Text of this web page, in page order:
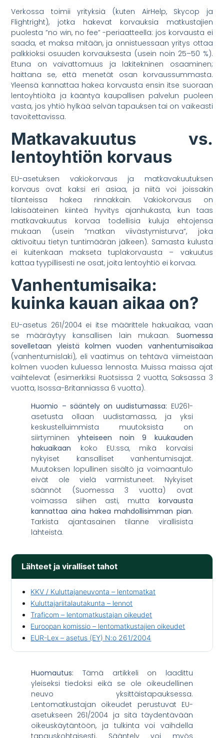
Verkossa toimii yrityksiä (kuten AirHelp, Skycop ja
Flightright), jotka hakevat korvauksia matkustajien
puolesta ”no win, no fee” -periaatteella: jos korvausta ei
saada, et maksa mitään, ja onnistuessaan yritys ottaa
palkkioksi osuuden korvauksesta (usein noin 25–50 %).
Etuna on vaivattomuus ja lakitekninen osaaminen;
haittana se, että menetät osan korvaussummasta.
Yleensä kannattaa hakea korvausta ensin itse suoraan
lentoyhtiöltä ja kääntyä kaupallisen palvelun puoleen
vasta, jos yhtiö hylkää selvän tapauksen tai on vaikeasti
tavoitettavissa.
Matkavakuutus vs.
lentoyhtiön korvaus
EU-asetuksen vakiokorvaus ja matkavakuutuksen
korvaus ovat kaksi eri asiaa, ja niitä voi joissakin
tilanteissa hakea rinnakkain. Vakiokorvaus on
lakisääteinen kiinteä hyvitys ajanhukasta, kun taas
matkavakuutus korvaa todellisia kuluja ehtojensa
mukaan (usein ”matkan viivästymisturva”, joka
aktivoituu tietyn tuntimäärän jälkeen). Samasta kulusta
ei kuitenkaan makseta tuplakorvausta – vakuutus
kattaa tyypillisesti ne osat, joita lentoyhtiö ei korvaa.
Vanhentumisaika:
kuinka kauan aikaa on?
EU-asetus 261/2004 ei itse määrittele hakuaikaa, vaan
se määräytyy kansallisen lain mukaan. Suomessa
sovelletaan yleistä kolmen vuoden vanhentumisaikaa
(vanhentumislaki), eli vaatimus on tehtävä viimeistään
kolmen vuoden kuluessa lennosta. Muissa maissa ajat
vaihtelevat (esimerkiksi Ruotsissa 2 vuotta, Saksassa 3
vuotta, Isossa-Britanniassa 6 vuotta).
Huomio – sääntely on uudistumassa: EU261-
asetusta ollaan uudistamassa, ja yksi
keskustelluimmista muutoksista on
siirtyminen yhteiseen noin 9 kuukauden
hakuaikaan koko EU:ssa, mikä korvaisi
nykyiset kansalliset vanhentumisajat.
Muutoksen lopullinen sisältö ja voimaantulo
eivät ole vielä varmistuneet. Nykyiset
säännöt (Suomessa 3 vuotta) ovat
voimassa siihen asti, mutta korvausta
kannattaa aina hakea mahdollisimman pian.
Tarkista ajantasainen tilanne virallisista
lähteistä.
Lähteet ja viralliset tahot
KKV / Kuluttajaneuvonta – lentomatkat
Kuluttajariitalautakunta – lennot
Traficom – lentomatkustajan oikeudet
Euroopan komissio – lentomatkustajien oikeudet
EUR-Lex – asetus (EY) N:o 261/2004
Huomautus: Tämä artikkeli on laadittu
yleiseksi tiedoksi eikä se ole oikeudellinen
neuvo yksittäistapauksessa.
Lentomatkustajan oikeudet perustuvat EU-
asetukseen 261/2004 ja sitä täydentävään
oikeuskäytäntöön, ja tulkinta voi vaihdella
tapauskohtaisesti. Sääntely voi myös